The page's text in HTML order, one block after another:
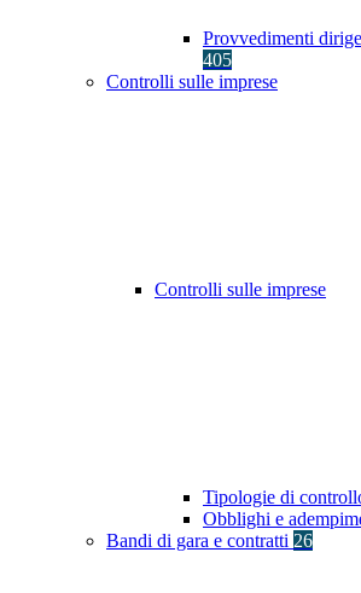
Provvedimenti
405
Controlli sulle imprese
Controlli sulle imprese
Tipologie di
Obblighi e
Bandi di gara e contratti 26